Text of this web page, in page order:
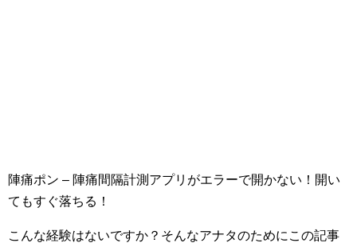
陣痛ポン – 陣痛間隔計測アプリがエラーで開かない！開い
てもすぐ落ちる！
こんな経験はないですか？そんなアナタのためにこの記事